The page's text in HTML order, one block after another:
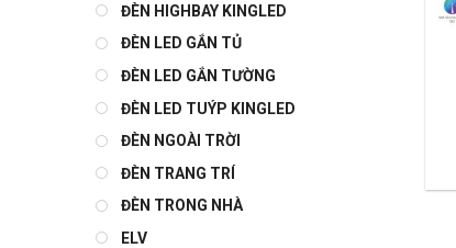
ĐÈN HIGHBAY KINGLED
ĐÈN LED GẮN TỦ
ĐÈN LED GẮN TƯỜNG
ĐÈN LED TUÝP KINGLED
ĐÈN NGOÀI TRỜI
ĐÈN TRANG TRÍ
ĐÈN TRONG NHÀ
ELV